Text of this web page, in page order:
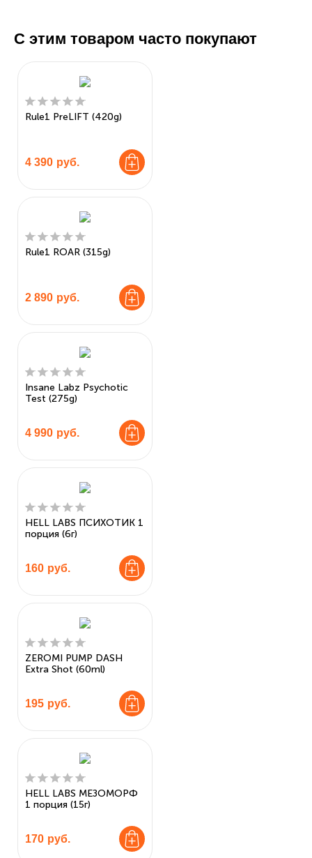
С этим товаром часто покупают
Rule1 PreLIFT (420g)
4 390 руб.
Rule1 ROAR (315g)
2 890 руб.
Insane Labz Psychotic
Test (275g)
4 990 руб.
HELL LABS ПСИХОТИК 1
порция (6г)
160 руб.
ZEROMI PUMP DASH
Extra Shot (60ml)
195 руб.
HELL LABS МЕЗОМОРФ
1 порция (15г)
170 руб.